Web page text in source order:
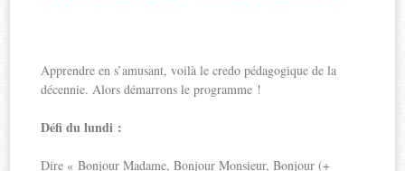
Apprendre en s’amusant, voilà le credo pédagogique de la
décennie. Alors démarrons le programme !
Défi du lundi :
Dire « Bonjour Madame, Bonjour Monsieur, Bonjour (+